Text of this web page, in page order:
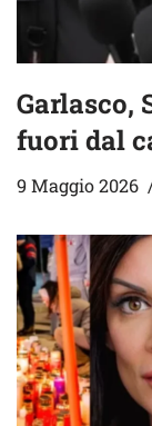
Garlasco,
fuori dal
9 Maggio 2026